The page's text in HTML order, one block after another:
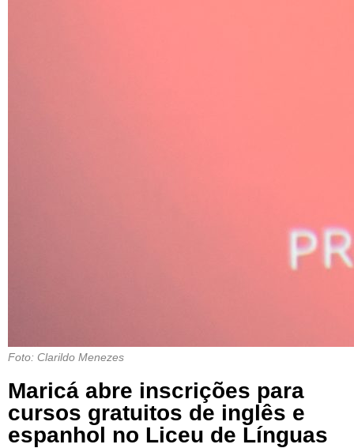
Foto: Clarildo Menezes
Maricá abre inscrições para
cursos gratuitos de inglês e
espanhol no Liceu de Línguas